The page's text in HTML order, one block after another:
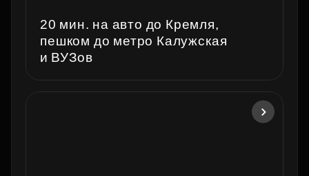
20 мин. на авто до Кремля,
пешком до метро Калужская
и ВУЗов